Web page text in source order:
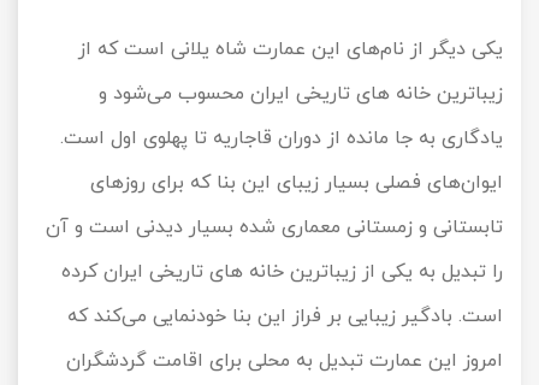
یکی دیگر از نام‌های این عمارت شاه یلانی است که از
زیباترین خانه های تاریخی ایران محسوب می‌شود و
یادگاری به جا مانده از دوران قاجاریه تا پهلوی اول است.
ایوان‌های فصلی بسیار زیبای این بنا که برای روزهای
تابستانی و زمستانی معماری شده بسیار دیدنی است و آن
را تبدیل به یکی از زیباترین خانه های تاریخی ایران کرده
است. بادگیر زیبایی بر فراز این بنا خودنمایی می‌کند که
امروز این عمارت تبدیل به محلی برای اقامت گردشگران